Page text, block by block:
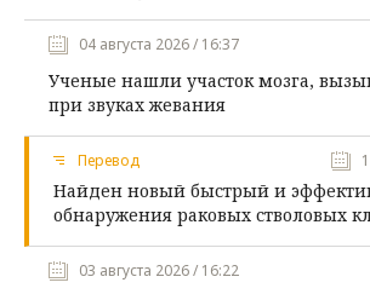
04 августа 2026 / 16:37
Ученые нашли участок мозга,
при звуках жевания
Перевод
Найден новый быстрый и
обнаружения раковых стволовых
03 августа 2026 / 16:22